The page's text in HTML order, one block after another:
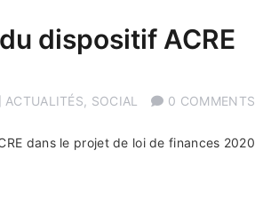
dispositif ACRE
ACTUALITÉS SOCIAL 0 COMMENTS
dans le projet de loi de finances 2020